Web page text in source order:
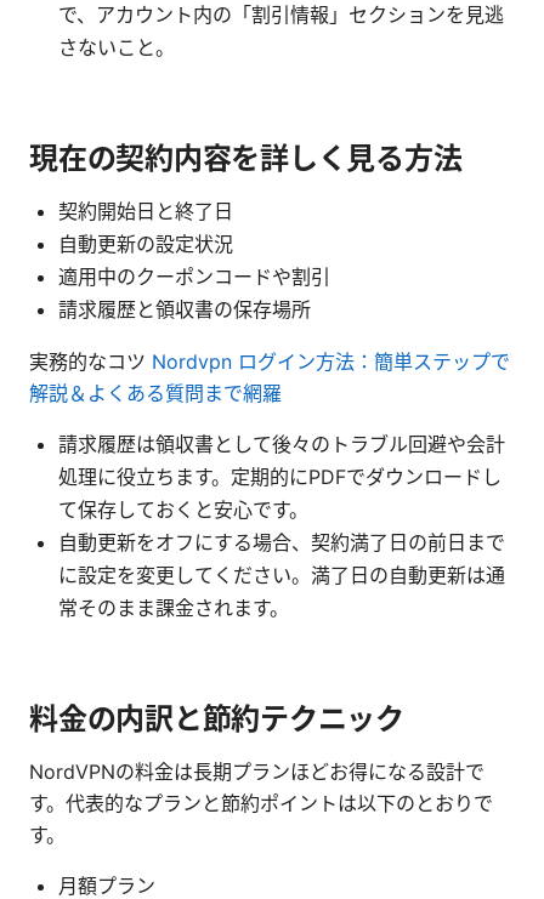
で、アカウント内の「割引情報」セクションを見逃
さないこと。
現在の契約内容を詳しく見る方法
契約開始日と終了日
自動更新の設定状況
適用中のクーポンコードや割引
請求履歴と領収書の保存場所
実務的なコツ Nordvpn ログイン方法：簡単ステップで
解説＆よくある質問まで網羅
請求履歴は領収書として後々のトラブル回避や会計
処理に役立ちます。定期的にPDFでダウンロードし
て保存しておくと安心です。
自動更新をオフにする場合、契約満了日の前日まで
に設定を変更してください。満了日の自動更新は通
常そのまま課金されます。
料金の内訳と節約テクニック
NordVPNの料金は長期プランほどお得になる設計で
す。代表的なプランと節約ポイントは以下のとおりで
す。
月額プラン